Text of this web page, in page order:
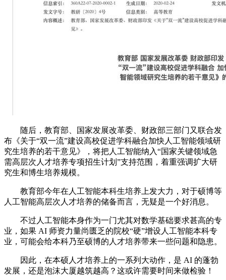
随后，教育部、国家发展改革委、财政部三部门又联合发
布《关于“双一流”建设高校促进学科融合加快人工智能领域研
究生培养的若干意见》，将把人工智能纳入“国家关键领域急
需高层次人才培养专项招生计划”支持范围，着重强调扩大研
究生和博生培养规模。
教育部今年在人工智能本科生培养上发大力，对于硕博等
人工智能高层次人才培养的储备而言，无疑是一个好消息。
不过人工智能本身作为一门尤其对数学基础要求甚高的专
业，如果 AI 师资力量尚匮乏的院校“硬”增设人工智能本科专
业，可能会给本科乃至硕博的人才培养带来一些问题和隐患。
因此，在本硕人才培养上的一系列大动作，是 AI 的蓬勃
发展，还是泡沫大厦越筑越高？这或许需要时间来做检验！